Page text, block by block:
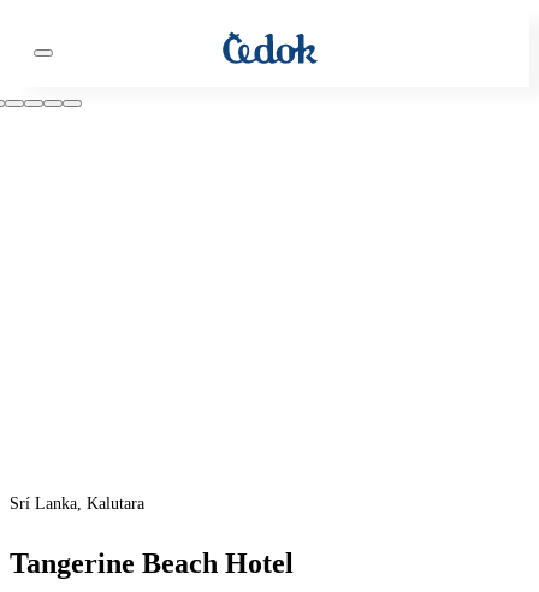
Srí Lanka, Kalutara
Tangerine Beach Hotel